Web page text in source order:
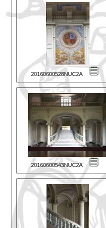
20160600528NUC2A
20160600543NUC2A